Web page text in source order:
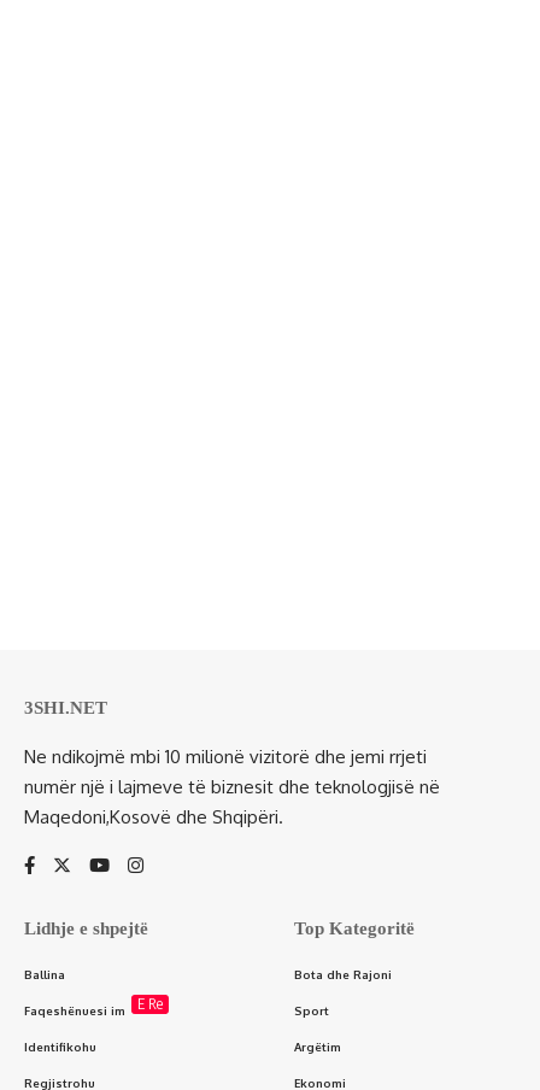
3SHI.NET
Ne ndikojmë mbi 10 milionë vizitorë dhe jemi rrjeti
numër një i lajmeve të biznesit dhe teknologjisë në
Maqedoni,Kosovë dhe Shqipëri.
Lidhje e shpejtë
Ballina
Faqeshënuesi im E Re
Identifikohu
Regjistrohu
Top Kategoritë
Bota dhe Rajoni
Sport
Argëtim
Ekonomi